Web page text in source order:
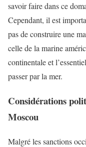
savoir faire dans ce
Cependant, il est
pas de construire une
celle de la marine
continentale et
passer par la mer.
Considérations
Moscou
Malgré les sanctions